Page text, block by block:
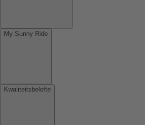
My Sunny Ride
Kwaliteitsbelofte